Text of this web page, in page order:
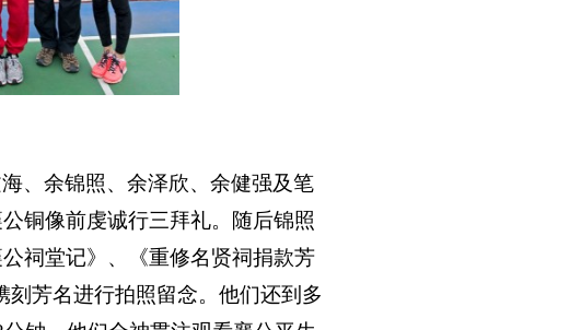
、余锦照、余泽欣、余健强及笔
铜像前虔诚行三拜礼。随后锦照
祠堂记》、《重修名贤祠捐款芳
刻芳名进行拍照留念。他们还到多